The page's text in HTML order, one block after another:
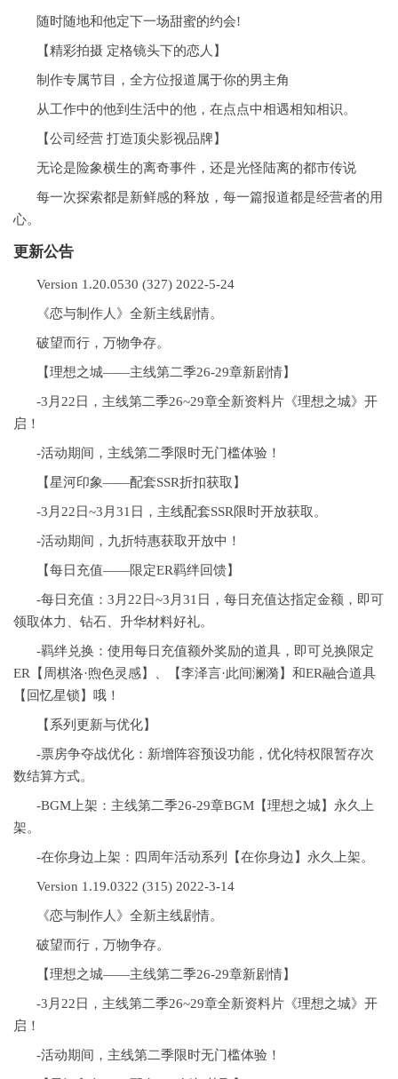
随时随地和他定下一场甜蜜的约会!
【精彩拍摄 定格镜头下的恋人】
制作专属节目，全方位报道属于你的男主角
从工作中的他到生活中的他，在点点中相遇相知相识。
【公司经营 打造顶尖影视品牌】
无论是险象横生的离奇事件，还是光怪陆离的都市传说
每一次探索都是新鲜感的释放，每一篇报道都是经营者的用
心。
更新公告
Version 1.20.0530 (327) 2022-5-24
《恋与制作人》全新主线剧情。
破望而行，万物争存。
【理想之城——主线第二季26-29章新剧情】
-3月22日，主线第二季26~29章全新资料片《理想之城》开
启！
-活动期间，主线第二季限时无门槛体验！
【星河印象——配套SSR折扣获取】
-3月22日~3月31日，主线配套SSR限时开放获取。
-活动期间，九折特惠获取开放中！
【每日充值——限定ER羁绊回馈】
-每日充值：3月22日~3月31日，每日充值达指定金额，即可
领取体力、钻石、升华材料好礼。
-羁绊兑换：使用每日充值额外奖励的道具，即可兑换限定
ER【周棋洛·煦色灵感】、【李泽言·此间澜漪】和ER融合道具
【回忆星锁】哦！
【系列更新与优化】
-票房争夺战优化：新增阵容预设功能，优化特权限暂存次
数结算方式。
-BGM上架：主线第二季26-29章BGM【理想之城】永久上
架。
-在你身边上架：四周年活动系列【在你身边】永久上架。
Version 1.19.0322 (315) 2022-3-14
《恋与制作人》全新主线剧情。
破望而行，万物争存。
【理想之城——主线第二季26-29章新剧情】
-3月22日，主线第二季26~29章全新资料片《理想之城》开
启！
-活动期间，主线第二季限时无门槛体验！